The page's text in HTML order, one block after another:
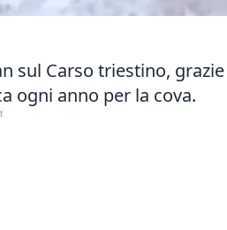
Carso triestino,
ogni anno per la cova.